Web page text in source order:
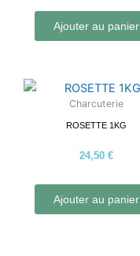
Ajouter au panier
Charcuterie
ROSETTE 1KG
24,50 €
Ajouter au panier